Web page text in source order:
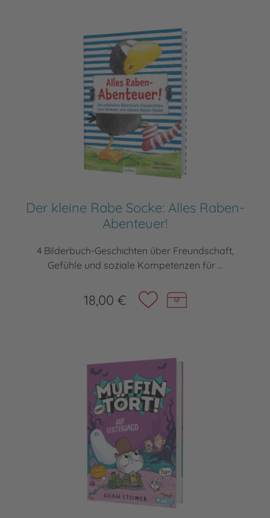
Der kleine Rabe Socke: Alles Raben-
Abenteuer!
4 Bilderbuch-Geschichten über Freundschaft,
Gefühle und soziale Kompetenzen für ...
18,00 €